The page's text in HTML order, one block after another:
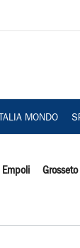
MONDO
Empoli Grosseto